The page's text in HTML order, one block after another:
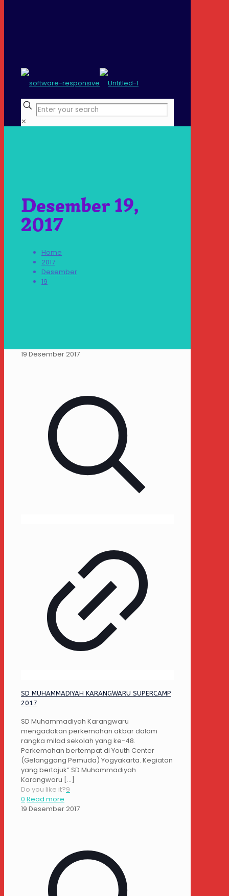
✕
Desember 19,
2017
Home
2017
Desember
19
19 Desember 2017
SD MUHAMMADIYAH KARANGWARU SUPERCAMP
2017
SD Muhammadiyah Karangwaru
mengadakan perkemahan akbar dalam
rangka milad sekolah yang ke-48.
Perkemahan bertempat di Youth Center
(Gelanggang Pemuda) Yogyakarta. Kegiatan
yang bertajuk” SD Muhammadiyah
Karangwaru […]
Do you like it?9
0 Read more
19 Desember 2017